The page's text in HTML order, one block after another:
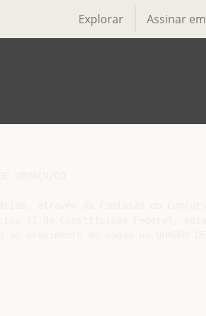
Explorar Assinar em